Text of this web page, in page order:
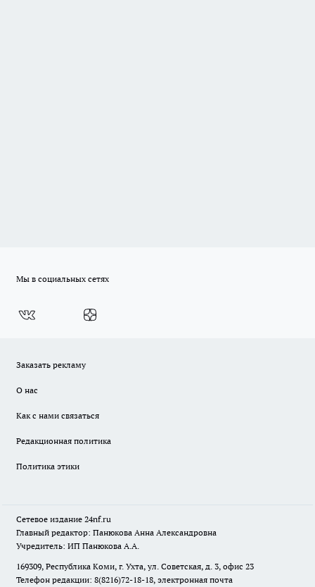
Мы в социальных сетях
Заказать рекламу
О нас
Как с нами связаться
Редакционная политика
Политика этики
Сетевое издание 24nf.ru
Главный редактор: Панюкова Анна Александровна
Учредитель: ИП Панюкова А.А.
169309, Республика Коми, г. Ухта, ул. Советская, д. 3, офис 23
Телефон редакции: 8(8216)72-18-18, электронная почта